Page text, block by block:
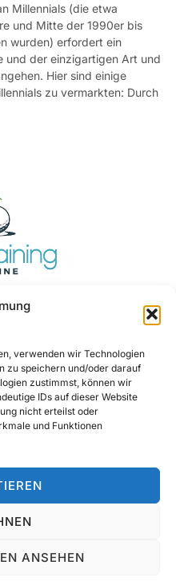
verwenden wir Technologien
zu speichern und/oder darauf
zustimmst, können wir
IDs auf dieser Website
nicht erteilst oder
und Funktionen
ANSEHEN
Millennials (die etwa
und Mitte der 1990er bis
wurden) erfordert ein
und der einzigartigen Art und
Hier sind einige
zu vermarkten: Durch
..
Reserved